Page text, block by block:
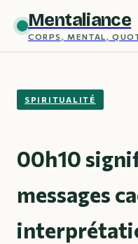
Mentaliance
CORPS, MENTAL,
SPIRITUALITÉ
00h10
messages